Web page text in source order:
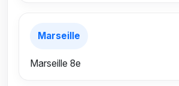
Marseille
Marseille 8e